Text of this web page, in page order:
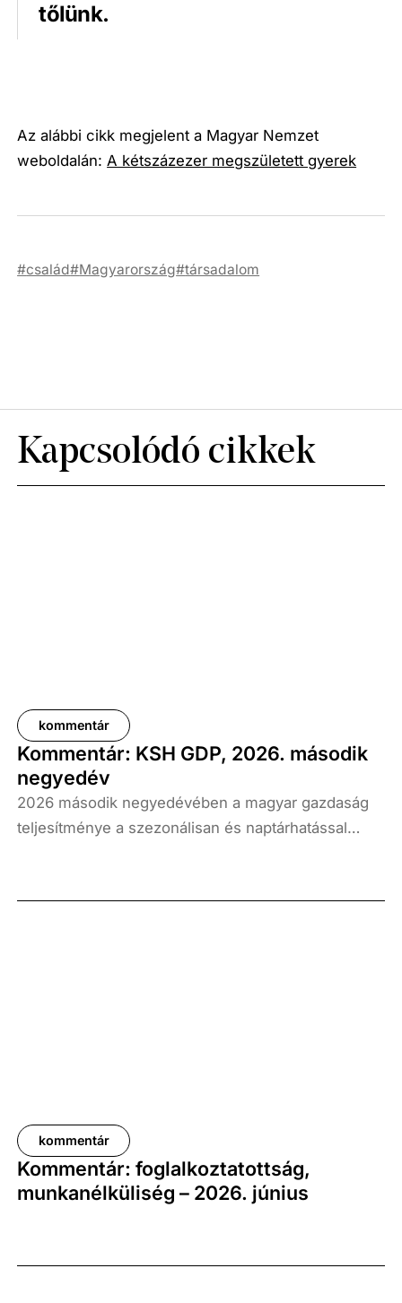
tőlünk.
Az alábbi cikk megjelent a Magyar Nemzet
weboldalán: A kétszázezer megszületett gyerek
család Magyarország társadalom
Kapcsolódó cikkek
kommentár
Kommentár: KSH GDP, 2026. második
negyedév
2026 második negyedévében a magyar gazdaság
teljesítménye a szezonálisan és naptárhatással
százalékkal, míg az előző negyedévhez képest 0,4
kommentár
Kommentár: foglalkoztatottság,
munkanélküliség – 2026. június